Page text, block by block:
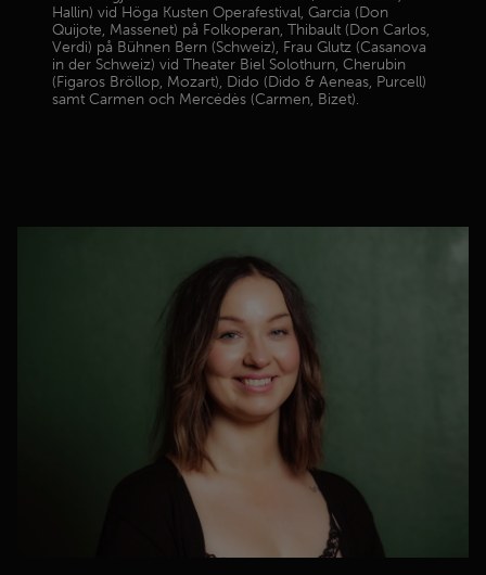
Hallin) vid Höga Kusten Operafestival, Garcia (Don
Quijote, Massenet) på Folkoperan, Thibault (Don Carlos,
Verdi) på Bühnen Bern (Schweiz), Frau Glutz (Casanova
in der Schweiz) vid Theater Biel Solothurn, Cherubin
(Figaros Bröllop, Mozart), Dido (Dido & Aeneas, Purcell)
samt Carmen och Mercédès (Carmen, Bizet).